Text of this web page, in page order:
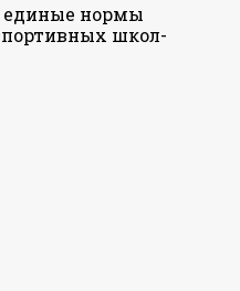
единые нормы
школ-